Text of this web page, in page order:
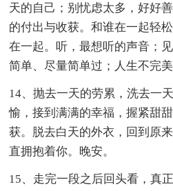
天的自己；别忧虑太多，好好
的付出与收获。和谁在一起轻
在一起。听，最想听的声音；
简单、尽量简单过；人生不完
14、抛去一天的劳累，洗去一
愉，接到满满的幸福，握紧甜
获。脱去白天的外衣，回到原
直拥抱着你。晚安。
15、走完一段之后回头看，真